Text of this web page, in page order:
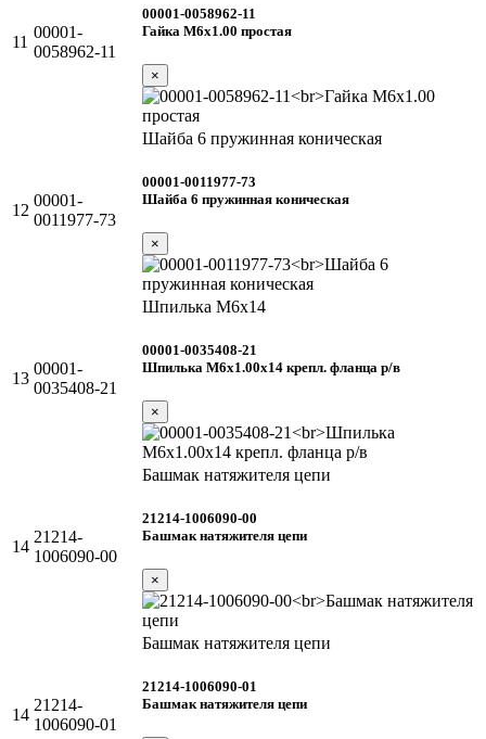
11
00001-
0058962-11
00001-0058962-11
Гайка М6х1.00 простая
×
12
00001-
0011977-73
Шайба 6 пружинная коническая
00001-0011977-73
Шайба 6 пружинная коническая
×
13
00001-
0035408-21
Шпилька М6х14
00001-0035408-21
Шпилька М6х1.00х14 крепл. фланца р/в
×
14
21214-
1006090-00
Башмак натяжителя цепи
21214-1006090-00
Башмак натяжителя цепи
×
14
21214-
1006090-01
Башмак натяжителя цепи
21214-1006090-01
Башмак натяжителя цепи